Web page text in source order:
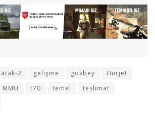
atak-2 gelişme gökbey
Hürjet
MMU t70 temel
teslimat